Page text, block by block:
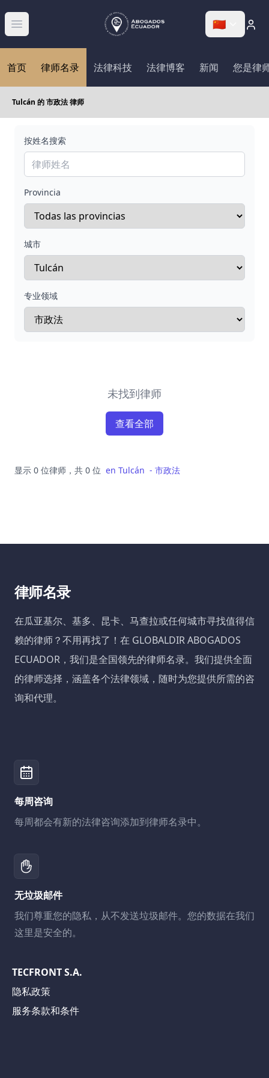
Abrir menú 🇨🇳
首页 律师名录 法律科技 法律博客 新闻 您是律
Tulcán 的 市政法 律师
按姓名搜索
Provincia
城市
专业领域
未找到律师
查看全部
显示 0 位律师，共 0 位 en Tulcán - 市政法
律师名录
在瓜亚基尔、基多、昆卡、马查拉或任何城市寻找值得信
赖的律师？不用再找了！在 GLOBALDIR ABOGADOS
ECUADOR，我们是全国领先的律师名录。我们提供全面
的律师选择，涵盖各个法律领域，随时为您提供所需的咨
询和代理。
每周咨询
每周都会有新的法律咨询添加到律师名录中。
无垃圾邮件
我们尊重您的隐私，从不发送垃圾邮件。您的数据在我们
这里是安全的。
TECFRONT S.A.
隐私政策
服务条款和条件